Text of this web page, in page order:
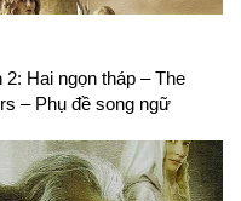
Hai ngọn tháp – The
– Phụ đề song ngữ